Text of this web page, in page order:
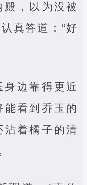
，以为没被
真答道：“好
边靠得更近
看到乔玉的
沾着橘子的清